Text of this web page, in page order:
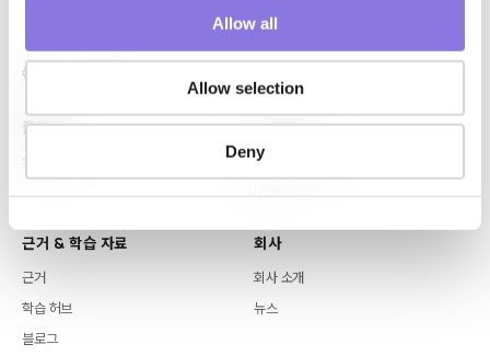
Allow all
Allow selection
Deny
플랫폼 핵심 역량
LLM Capsule
근거 & 학습 자료
근거
학습 허브
블로그
회사
회사 소개
뉴스